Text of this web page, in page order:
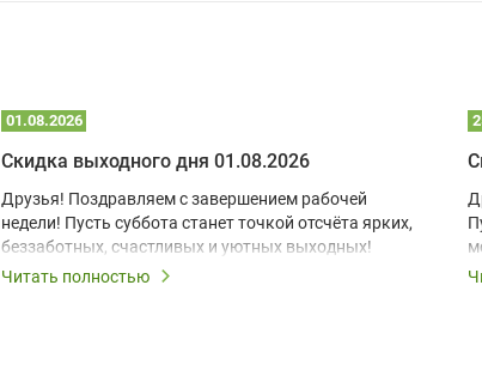
01.08.2026
Скидка выходного дня 01.08.2026
Друзья! Поздравляем с завершением рабочей
недели! Пусть суббота станет точкой отсчёта ярких,
беззаботных, счастливых и уютных выходных!
Читать полностью